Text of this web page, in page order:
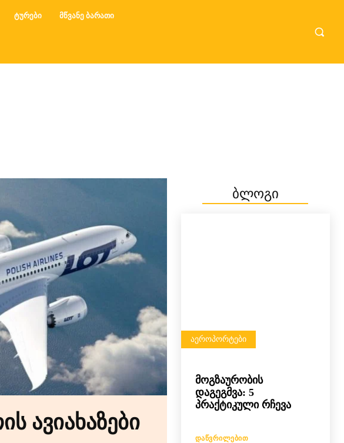
ᲢᲣᲠᲔᲑᲘ ᲛᲬᲕᲐᲜᲔ ᲑᲐᲠᲐᲗᲘ
ავიახაზები
ბლოგი
ᲐᲔᲠᲝᲞᲝᲠᲢᲔᲑᲘ
მოგზაურობის
დაგეგმვა: 5
პრაქტიკული რჩევა
ᲓᲐᲬᲕᲠᲘᲚᲔᲑᲘᲗ